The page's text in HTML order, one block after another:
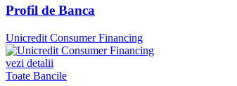
Profil de Banca
Unicredit Consumer Financing
vezi detalii
Toate Bancile